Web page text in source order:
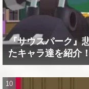
『サウスパーク』
たキャラ達を紹介！